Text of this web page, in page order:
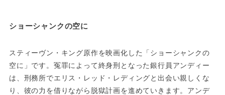
ショーシャンクの空に
スティーヴン・キング原作を映画化した「ショーシャンクの
空に」です。冤罪によって終身刑となった銀行員アンディー
は、刑務所でエリス・レッド・レディングと出会い親しくな
り、彼の力を借りながら脱獄計画を進めていきます。アンデ